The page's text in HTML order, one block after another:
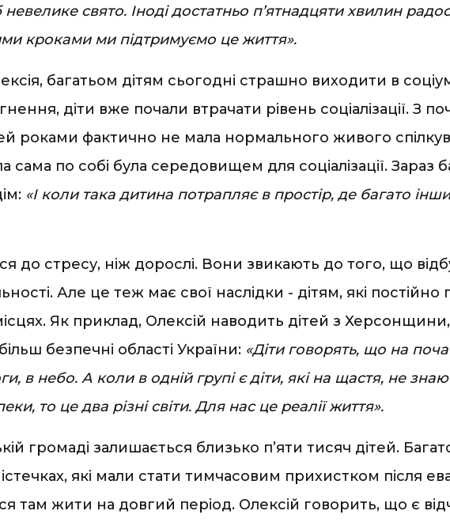
свято. Іноді достатньо п’ятнадцяти хвилин
кроками ми підтримуємо це життя».
багатьом дітям сьогодні страшно виходити в
діти вже почали втрачати рівень соціалізації. З
роками фактично не мала нормального живого
по собі була середовищем для соціалізації. Зараз
«І коли така дитина потрапляє в простір, де багато
до стресу, ніж дорослі. Вони звикають до того, що
Але це теж має свої наслідки - дітям, які
Як приклад, Олексій наводить дітей з Херсонщини,
безпечні області України: «Діти говорять, що на
в небо. А коли в одній групі є діти, які на щастя, не
то це два різні світи. Для нас це реалії життя».
громаді залишається близько п’яти тисяч дітей.
які мали стати тимчасовим прихистком після
там жити на довгий період. Олексій говорить, що є